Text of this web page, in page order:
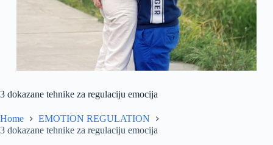
3 dokazane tehnike za regulaciju emocija
Home
EMOTION REGULATION
3 dokazane tehnike za regulaciju emocija